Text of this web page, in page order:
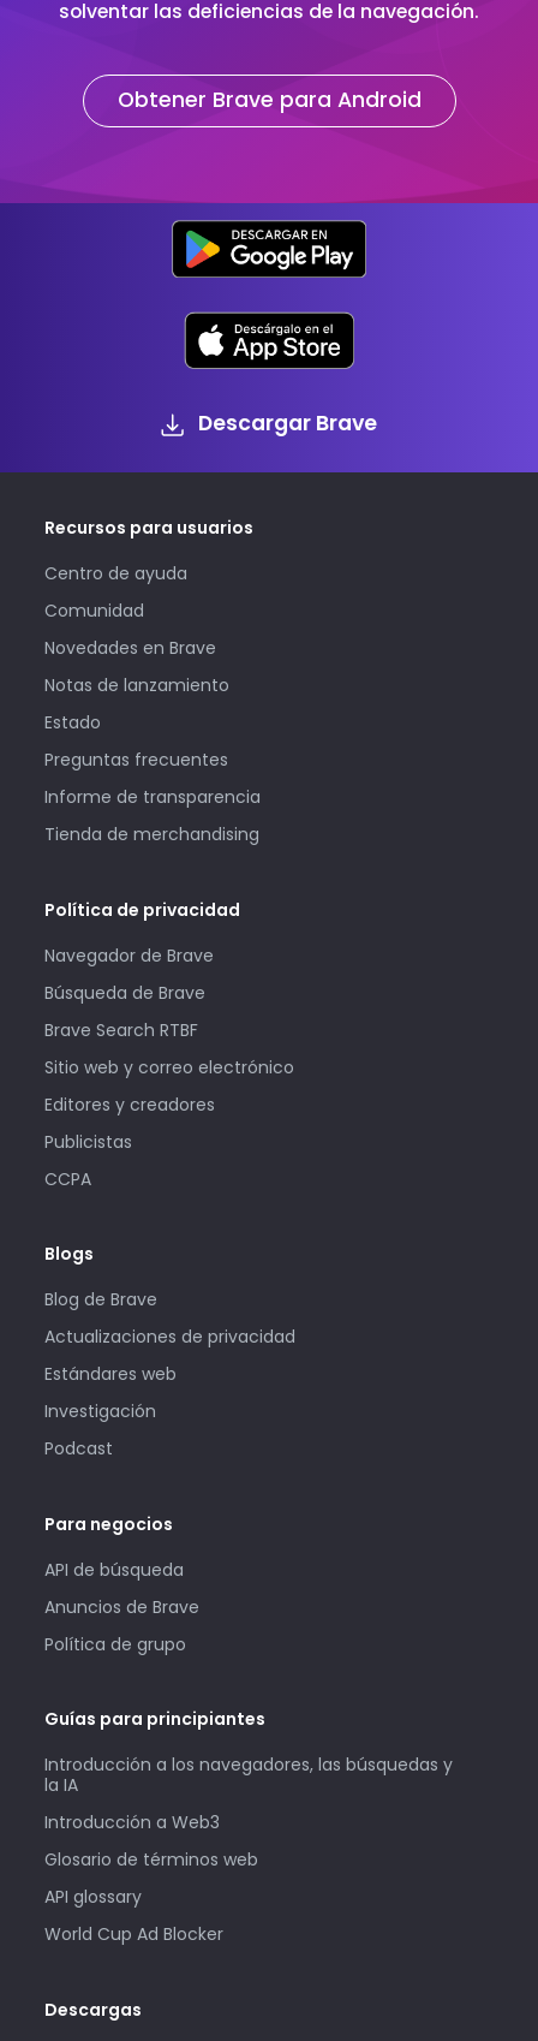
solventar las deficiencias de la navegación.
Obtener Brave para Android
Descargar Brave
Recursos para usuarios
Centro de ayuda
Comunidad
Novedades en Brave
Notas de lanzamiento
Estado
Preguntas frecuentes
Informe de transparencia
Tienda de merchandising
Política de privacidad
Navegador de Brave
Búsqueda de Brave
Brave Search RTBF
Sitio web y correo electrónico
Editores y creadores
Publicistas
CCPA
Blogs
Blog de Brave
Actualizaciones de privacidad
Estándares web
Investigación
Podcast
Para negocios
API de búsqueda
Anuncios de Brave
Política de grupo
Guías para principiantes
Introducción a los navegadores, las búsquedas y
la IA
Introducción a Web3
Glosario de términos web
API glossary
World Cup Ad Blocker
Descargas